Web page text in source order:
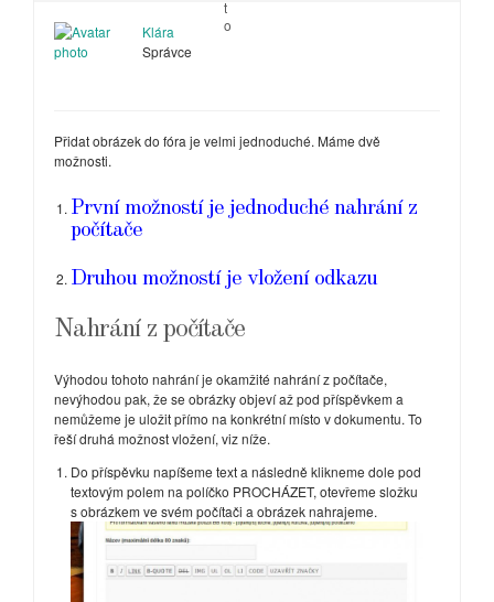
Klára
Správce
Přidat obrázek do fóra je velmi jednoduché. Máme dvě
možnosti.
První možností je jednoduché nahrání z
počítače
Druhou možností je vložení odkazu
Nahrání z počítače
Výhodou tohoto nahrání je okamžité nahrání z počítače,
nevýhodou pak, že se obrázky objeví až pod příspěvkem a
nemůžeme je uložit přímo na konkrétní místo v dokumentu. To
řeší druhá možnost vložení, viz níže.
Do příspěvku napíšeme text a následně klikneme dole pod
textovým polem na políčko PROCHÁZET, otevřeme složku
s obrázkem ve svém počítači a obrázek nahrajeme.